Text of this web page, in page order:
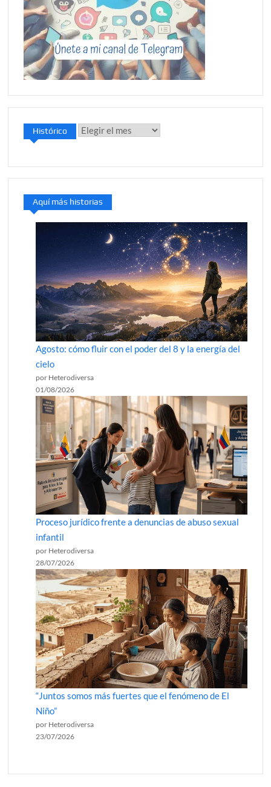
Histórico Histórico
Aquí más historias
Agosto: cómo fluir con el poder del 8 y la energía del
cielo
por Heterodiversa
01/08/2026
Proceso jurídico frente a denuncias de abuso sexual
infantil
por Heterodiversa
28/07/2026
“Juntos somos más fuertes que el fenómeno de El
Niño”
por Heterodiversa
23/07/2026